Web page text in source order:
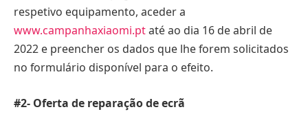
respetivo equipamento, aceder a
www.campanhaxiaomi.ptaté ao dia 16 de abril de
2022 e preencher os dados que lhe forem solicitados
no formulário disponível para o efeito.
#2- Oferta de reparação de ecrã